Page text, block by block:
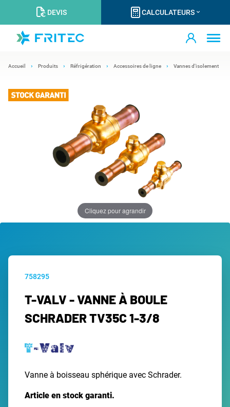
DEVIS CALCULATEURS
Accueil Produits Réfrigération Accessoires de ligne Vannes d'isolement
Cliquez pour agrandir
758295
T-VALV - VANNE À BOULE
SCHRADER TV35C 1-3/8
Vanne à boisseau sphérique avec Schrader.
Article en stock garanti.